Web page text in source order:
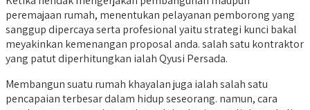
peremajaan rumah, menentukan pelayanan pemborong yang
sanggup dipercaya serta profesional yaitu strategi kunci bakal
meyakinkan kemenangan proposal anda. salah satu kontraktor
yang patut diperhitungkan ialah Qyusi Persada.
Membangun suatu rumah khayalan juga ialah salah satu
pencapaian terbesar dalam hidup seseorang. namun, cara